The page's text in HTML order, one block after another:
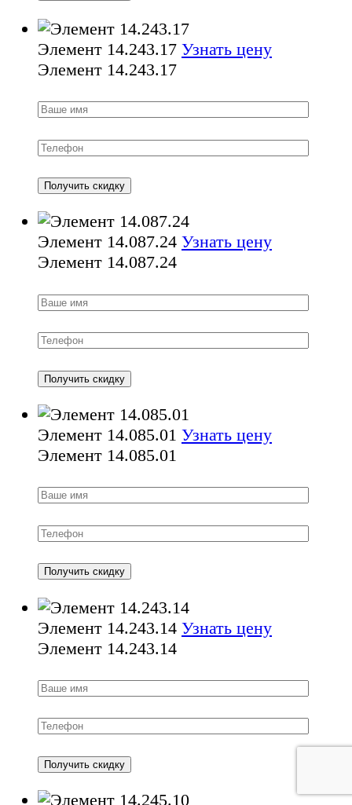
Элемент 14.243.17 Узнать цену
Элемент 14.243.17
Элемент 14.087.24 Узнать цену
Элемент 14.087.24
Элемент 14.085.01 Узнать цену
Элемент 14.085.01
Элемент 14.243.14 Узнать цену
Элемент 14.243.14